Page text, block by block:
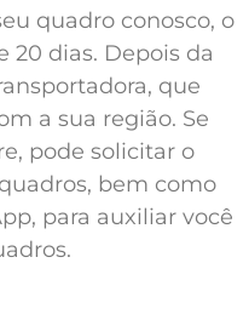
quadro conosco, o
20 dias. Depois da
que
a sua região. Se
pode solicitar o
bem como
para auxiliar você